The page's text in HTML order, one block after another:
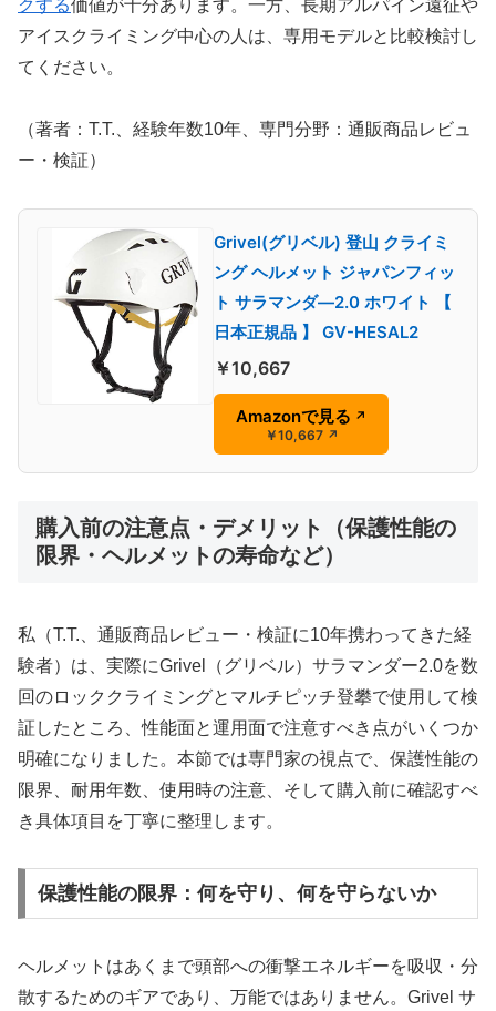
クする価値が十分あります。一方、長期アルパイン遠征や
アイスクライミング中心の人は、専用モデルと比較検討し
てください。
（著者：T.T.、経験年数10年、専門分野：通販商品レビュ
ー・検証）
Grivel(グリベル) 登山 クライミ
ング ヘルメット ジャパンフィッ
ト サラマンダ―2.0 ホワイト 【
日本正規品 】 GV-HESAL2
￥10,667
Amazonで見る ↗
￥10,667 ↗
購入前の注意点・デメリット（保護性能の
限界・ヘルメットの寿命など）
私（T.T.、通販商品レビュー・検証に10年携わってきた経
験者）は、実際にGrivel（グリベル）サラマンダー2.0を数
回のロッククライミングとマルチピッチ登攀で使用して検
証したところ、性能面と運用面で注意すべき点がいくつか
明確になりました。本節では専門家の視点で、保護性能の
限界、耐用年数、使用時の注意、そして購入前に確認すべ
き具体項目を丁寧に整理します。
保護性能の限界：何を守り、何を守らないか
ヘルメットはあくまで頭部への衝撃エネルギーを吸収・分
散するためのギアであり、万能ではありません。Grivel サ